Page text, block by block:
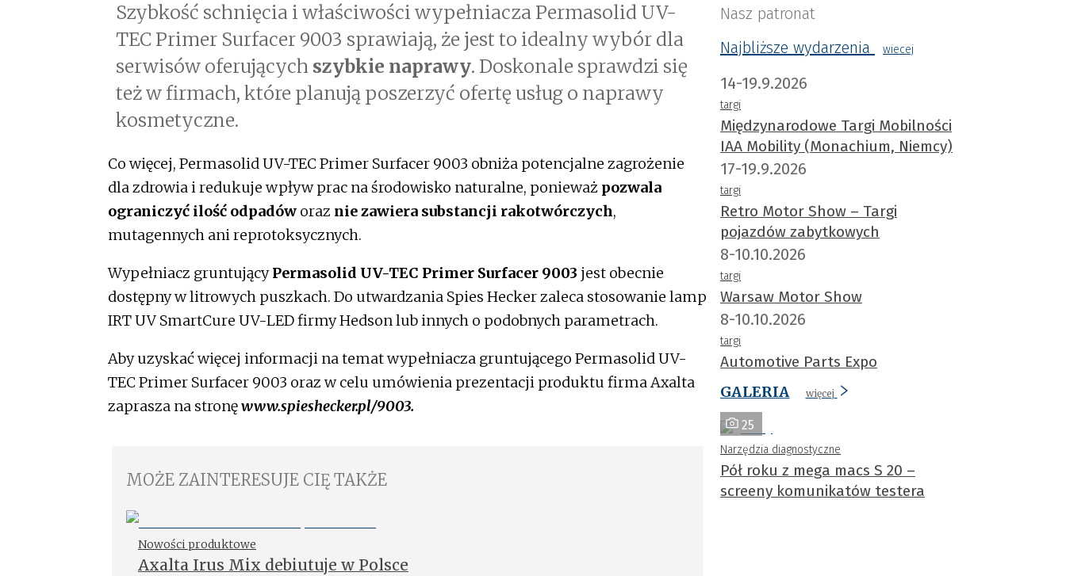
Szybkość schnięcia i właściwości wypełniacza Permasolid UV-
TEC Primer Surfacer 9003 sprawiają, że jest to idealny wybór dla
serwisów oferujących szybkie naprawy. Doskonale sprawdzi się
też w firmach, które planują poszerzyć ofertę usług o naprawy
kosmetyczne.
Co więcej, Permasolid UV-TEC Primer Surfacer 9003 obniża potencjalne zagrożenie
dla zdrowia i redukuje wpływ prac na środowisko naturalne, ponieważ pozwala
ograniczyć ilość odpadów oraz nie zawiera substancji rakotwórczych,
mutagennych ani reprotoksycznych.
Wypełniacz gruntującyPermasolid UV-TEC Primer Surfacer 9003 jest obecnie
dostępny w litrowych puszkach. Do utwardzania Spies Hecker zaleca stosowanie lamp
IRT UV SmartCure UV-LED firmy Hedson lub innych o podobnych parametrach.
Aby uzyskać więcej informacji na temat wypełniacza gruntującego Permasolid UV-
TEC Primer Surfacer 9003 oraz w celu umówienia prezentacji produktu firma Axalta
zaprasza na stronęwww.spieshecker.pl/9003.
MOŻE ZAINTERESUJE CIĘ TAKŻE
Nowości produktowe
Axalta Irus Mix debiutuje w Polsce
auta.
Nasz patronat
Najbliższe wydarzenia
wiecej
14-19.9.2026
targi
Międzynarodowe Targi Mobilności
IAA Mobility (Monachium, Niemcy)
17-19.9.2026
targi
Retro Motor Show – Targi
pojazdów zabytkowych
8-10.10.2026
targi
Warsaw Motor Show
8-10.10.2026
targi
Automotive Parts Expo
GALERIA
więcej
25
Narzędzia diagnostyczne
Pół roku z mega macs S 20 –
screeny komunikatów testera